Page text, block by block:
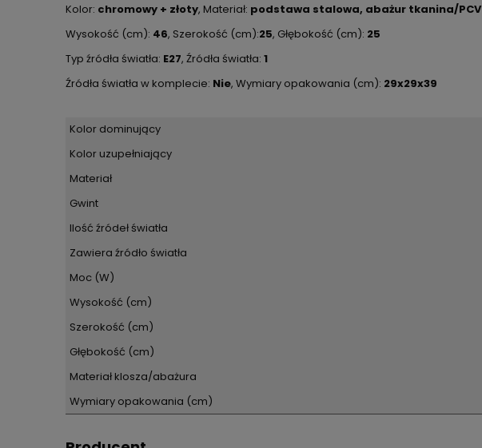
Kolor: chromowy + złoty, Materiał: podstawa stalowa, abażur tkanina/PCV
Wysokość (cm): 46, Szerokość (cm):25, Głębokość (cm): 25
Typ źródła światła: E27, Źródła światła: 1
Źródła światła w komplecie: Nie, Wymiary opakowania (cm): 29x29x39
Kolor dominujący
Kolor uzupełniający
Materiał
Gwint
Ilość źródeł światła
Zawiera źródło światła
Moc (W)
Wysokość (cm)
Szerokość (cm)
Głębokość (cm)
Materiał klosza/abażura
Wymiary opakowania (cm)